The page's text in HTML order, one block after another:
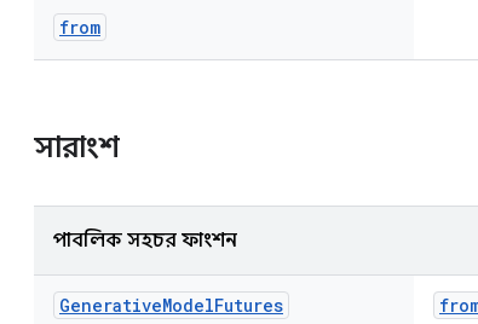
from
সারাংশ
পাবলিক সহচর ফাংশন
GenerativeModelFutures